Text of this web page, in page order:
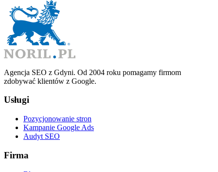
Agencja SEO z Gdyni. Od 2004 roku pomagamy firmom
zdobywać klientów z Google.
Usługi
Pozycjonowanie stron
Kampanie Google Ads
Audyt SEO
Firma